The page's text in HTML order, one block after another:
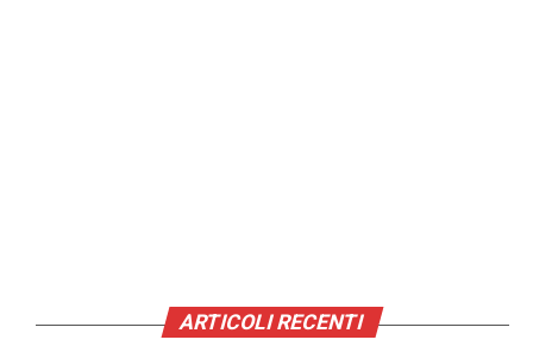
ARTICOLI RECENTI